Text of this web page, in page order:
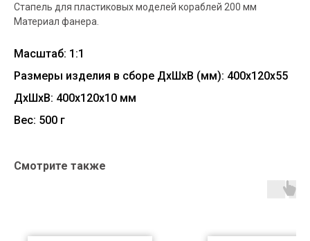
Стапель для пластиковых моделей кораблей 200 мм
Материал фанера.
Масштаб: 1:1
Размеры изделия в сборе ДхШхВ (мм): 400x120x55
ДxШxВ: 400x120x10 мм
Вес: 500 г
Смотрите также